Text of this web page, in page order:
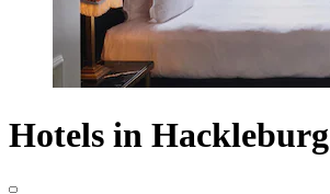
Hotels in Hackleburg